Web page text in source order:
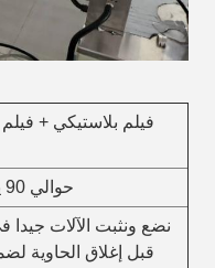
فيلم بلاستيكي +
حوالي 90 يوما (كل القطع الجديدة)
نضع ونثبت الآلات جيدا
قبل إغلاق الحاوية